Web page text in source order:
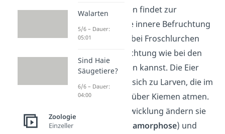
Bei Schwanzlurchen findet zur
Fortpflanzung eine innere Befruchtung
statt, während du bei Froschlurchen
eine äußere Befruchtung wie bei den
Fischen beobachten kannst. Die Eier
(Laich) entwickeln sich zu Larven, die im
Wasser leben und über Kiemen atmen.
Im Laufe ihrer Entwicklung ändern sie
ihre Gestalt (=
Metamorphose) und
Walarten
5/6 – Dauer:
05:01
Sind Haie
Säugetiere?
6/6 – Dauer:
04:00
Zoologie
Einzeller